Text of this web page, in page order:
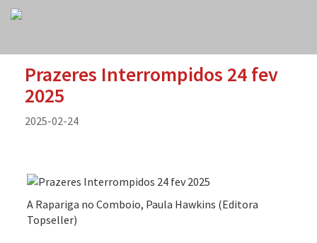
Prazeres Interrompidos 24 fev
2025
2025-02-24
A Rapariga no Comboio, Paula Hawkins (Editora
Topseller)